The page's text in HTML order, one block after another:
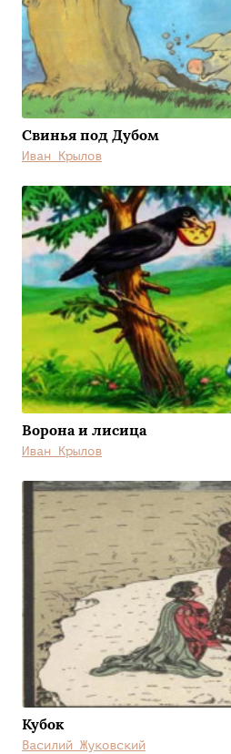
Свинья под Дубом
Иван Крылов
Ворона и лисица
Иван Крылов
Кубок
Василий Жуковский